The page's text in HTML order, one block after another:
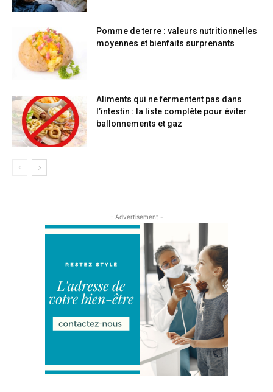
Pomme de terre : valeurs nutritionnelles
moyennes et bienfaits surprenants
Aliments qui ne fermentent pas dans
l’intestin : la liste complète pour éviter
ballonnements et gaz
- Advertisement -